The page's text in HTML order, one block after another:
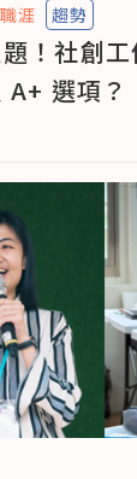
涯 趨勢
！社創
選項？